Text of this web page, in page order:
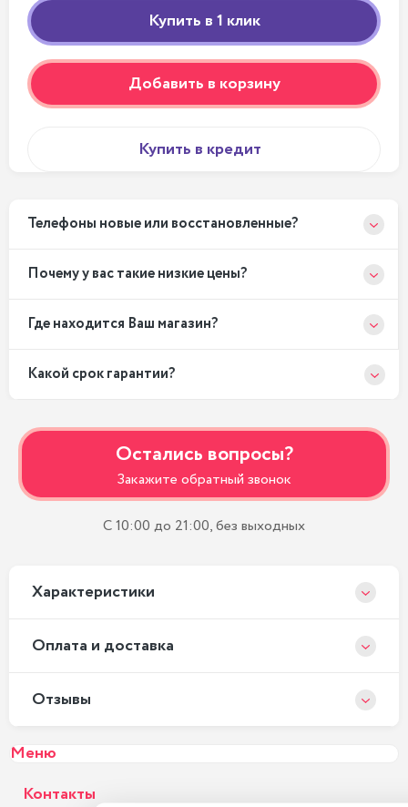
Добавить в корзину
Купить в кредит
Телефоны новые или восстановленные?
Почему у вас такие низкие цены?
Где находится Ваш магазин?
Какой срок гарантии?
Остались вопросы?
Закажите обратный звонок
С 10:00 до 21:00, без выходных
Xарактеристики
Оплата и доставка
Отзывы
Меню
Контакты